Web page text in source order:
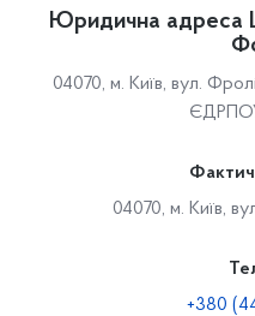
Юридична адреса
04070, м. Київ, вул.
04070, м. Київ,
+380